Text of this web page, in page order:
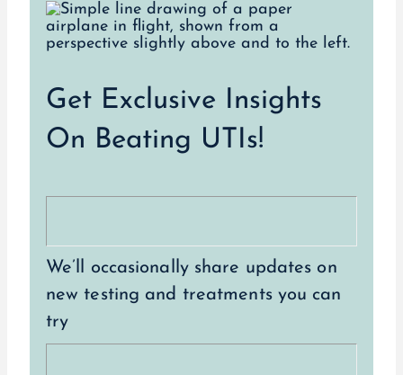
Get Exclusive Insights
On Beating UTIs!
We’ll occasionally share updates on
new testing and treatments you can
try